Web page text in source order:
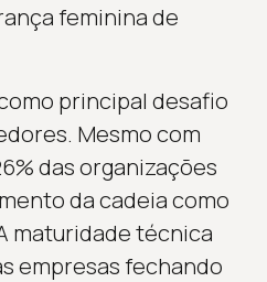
feminina de
principal desafio
Mesmo com
das organizações
da cadeia como
maturidade técnica
empresas fechando